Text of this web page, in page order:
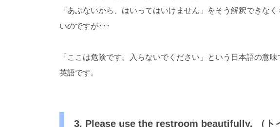
「あぶないから、はいってはいけません」をそう解釈できな
いのですが･･･
「ここは危険です。入らないでください」という日本語の意味
英語です。
3. Please use the restroom beautifully. （ト